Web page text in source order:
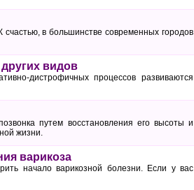
счастью, в большинстве современных городов
видов
дистрофичных процессов развиваются
путем восстановления его высоты и
жизни.
варикоза
начало варикозной болезни. Если у вас